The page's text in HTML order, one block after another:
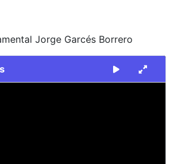
Jorge Garcés Borrero